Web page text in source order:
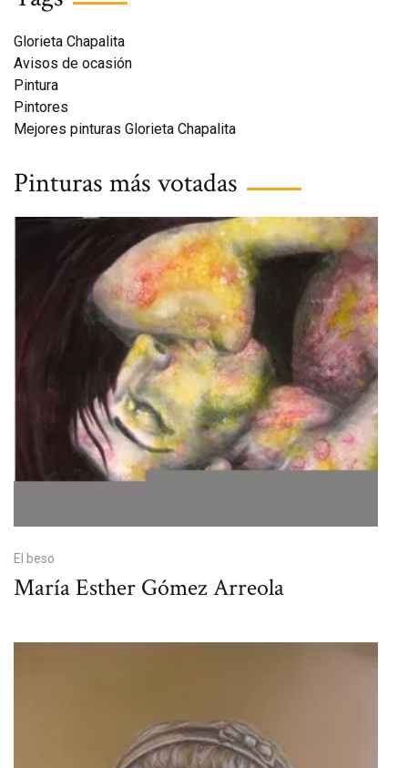
Glorieta Chapalita
Avisos de ocasión
Pintura
Pintores
Mejores pinturas Glorieta Chapalita
Pinturas más votadas
El beso
María Esther Gómez Arreola